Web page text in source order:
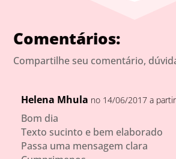
Comentários:
Compartilhe seu comentário,
Helena Mhula no 14/06/2017 a
Bom dia
Texto sucinto e bem elaborado
Passa uma mensagem clara